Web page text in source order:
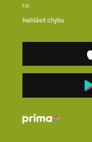
r.o.
Nahlásit chybu